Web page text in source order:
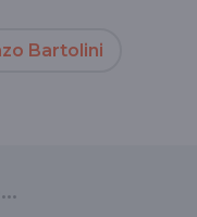
Bartolini